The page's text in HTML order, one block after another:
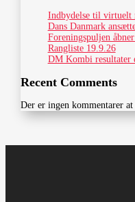
Indbydelse til virtuelt
Dans Danmark
Foreningspuljen
Rangliste 19.9.26
DM Kombi resultater
Recent Comments
Der er ingen kommentarer at